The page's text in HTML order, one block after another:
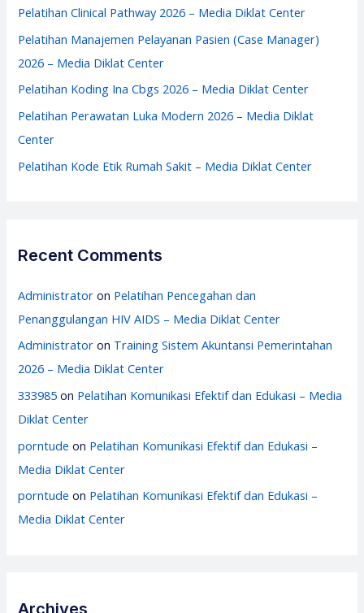
f
o
r
Pelatihan Clinical Pathway 2026 – Media Diklat Center
Pelatihan Manajemen Pelayanan Pasien (Case Manager)
2026 – Media Diklat Center
Pelatihan Koding Ina Cbgs 2026 – Media Diklat Center
Pelatihan Perawatan Luka Modern 2026 – Media Diklat
Center
Pelatihan Kode Etik Rumah Sakit – Media Diklat Center
Recent Comments
Administrator on Pelatihan Pencegahan dan
Penanggulangan HIV AIDS – Media Diklat Center
Administrator on Training Sistem Akuntansi Pemerintahan
2026 – Media Diklat Center
333985 on Pelatihan Komunikasi Efektif dan Edukasi – Media
Diklat Center
porntude on Pelatihan Komunikasi Efektif dan Edukasi –
Media Diklat Center
porntude on Pelatihan Komunikasi Efektif dan Edukasi –
Media Diklat Center
Archives